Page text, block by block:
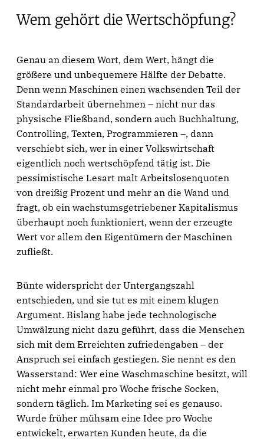
Wem gehört die Wertschöpfung?
Genau an diesem Wort, dem Wert, hängt die
größere und unbequemere Hälfte der Debatte.
Denn wenn Maschinen einen wachsenden Teil der
Standardarbeit übernehmen – nicht nur das
physische Fließband, sondern auch Buchhaltung,
Controlling, Texten, Programmieren –, dann
verschiebt sich, wer in einer Volkswirtschaft
eigentlich noch wertschöpfend tätig ist. Die
pessimistische Lesart malt Arbeitslosenquoten
von dreißig Prozent und mehr an die Wand und
fragt, ob ein wachstumsgetriebener Kapitalismus
überhaupt noch funktioniert, wenn der erzeugte
Wert vor allem den Eigentümern der Maschinen
zufließt.
Bünte widerspricht der Untergangszahl
entschieden, und sie tut es mit einem klugen
Argument. Bislang habe jede technologische
Umwälzung nicht dazu geführt, dass die Menschen
sich mit dem Erreichten zufriedengaben – der
Anspruch sei einfach gestiegen. Sie nennt es den
Wasserstand: Wer eine Waschmaschine besitzt, will
nicht mehr einmal pro Woche frische Socken,
sondern täglich. Im Marketing sei es genauso.
Wurde früher mühsam eine Idee pro Woche
entwickelt, erwarten Kunden heute, da die